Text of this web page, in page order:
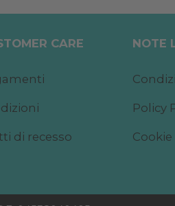
CARE
di recesso
NOTE
Policy